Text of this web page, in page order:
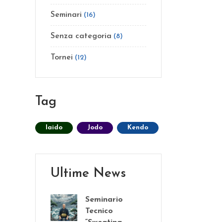
Seminari (16)
Senza categoria (8)
Tornei (12)
Tag
Iaido Jodo Kendo
Ultime News
Seminario
Tecnico